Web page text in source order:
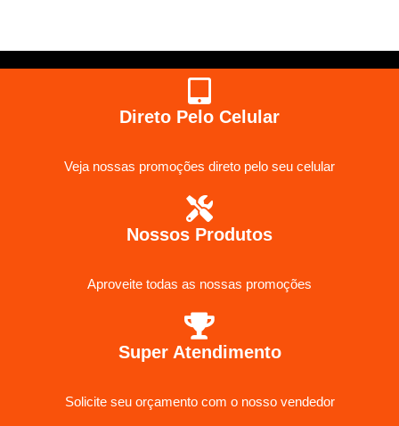
Direto Pelo Celular
Veja nossas promoções direto pelo seu celular
Nossos Produtos
Aproveite todas as nossas promoções
Super Atendimento
Solicite seu orçamento com o nosso vendedor